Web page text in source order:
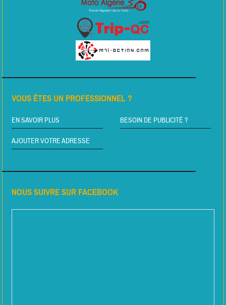
VOUS ÊTES UN PROFESSIONNEL ?
EN SAVOIR PLUS BESOIN DE PUBLICITÉ ?
AJOUTER VOTRE ADRESSE
NOUS SUIVRE SUR FACEBOOK